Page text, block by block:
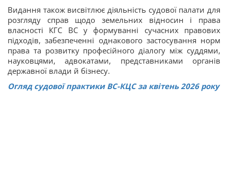
Видання також висвітлює діяльність судової палати для
розгляду справ щодо земельних відносин і права
власності КГС ВС у формуванні сучасних правових
підходів, забезпеченні однакового застосування норм
права та розвитку професійного діалогу між суддями,
науковцями, адвокатами, представниками органів
державної влади й бізнесу.
Огляд судової практики ВС-КЦС за квітень 2026 року